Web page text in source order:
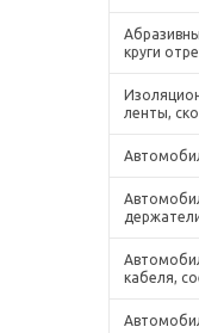
круги
ленты,
кабеля,